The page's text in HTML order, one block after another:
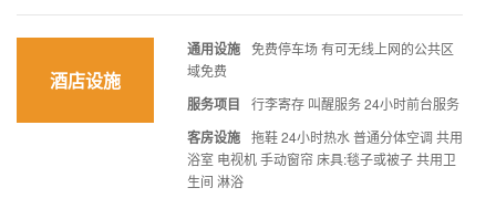
酒店设施
通用设施 免费停车场 有可无线上网的公共区
域免费
服务项目 行李寄存 叫醒服务 24小时前台服务
客房设施 拖鞋 24小时热水 普通分体空调 共用
浴室 电视机 手动窗帘 床具:毯子或被子 共用卫
生间 淋浴